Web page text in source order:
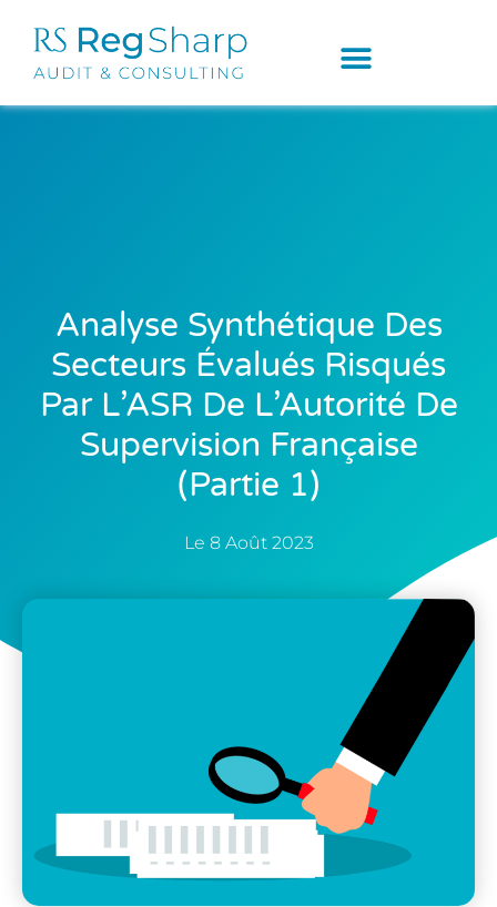
Analyse Synthétique Des
Secteurs Évalués Risqués
Par L’ASR De L’Autorité De
Supervision Française
(Partie 1)
Le 8 Août 2023